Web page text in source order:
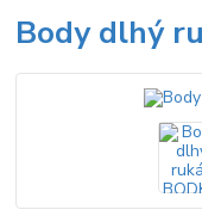
Body dlhý